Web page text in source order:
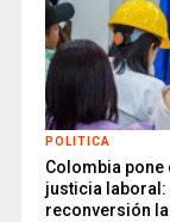
POLITICA
Colombia
justicia
reconversión